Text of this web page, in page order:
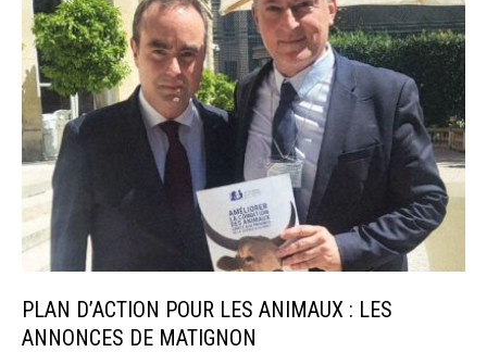
PLAN D’ACTION POUR LES ANIMAUX : LES
ANNONCES DE MATIGNON